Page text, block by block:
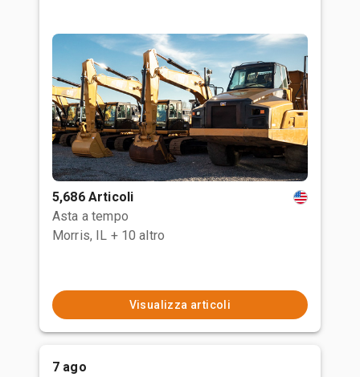
5,686 Articoli
Asta a tempo
Morris, IL + 10 altro
Visualizza articoli
7 ago